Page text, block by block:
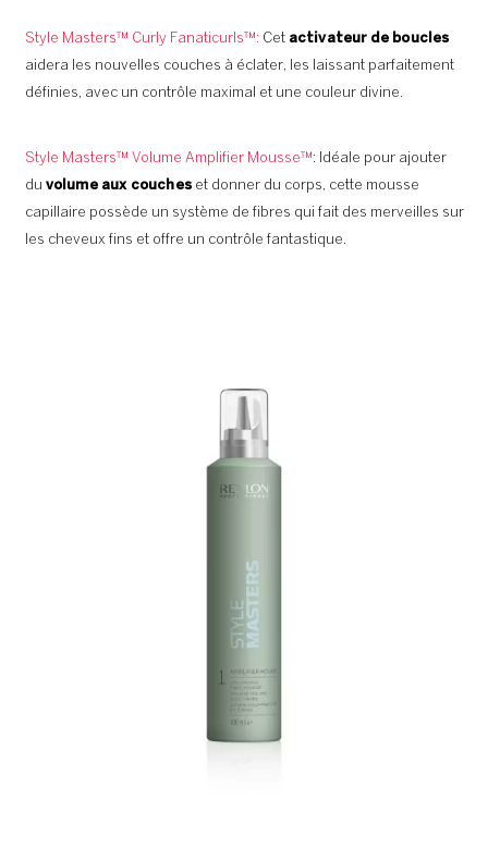
Style Masters™ Curly Fanaticurls™: Cet activateur de boucles
aidera les nouvelles couches à éclater, les laissant parfaitement
définies, avec un contrôle maximal et une couleur divine.
Style Masters™ Volume Amplifier Mousse™: Idéale pour ajouter
du volume aux couches et donner du corps, cette mousse
capillaire possède un système de fibres qui fait des merveilles sur
les cheveux fins et offre un contrôle fantastique.